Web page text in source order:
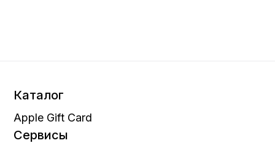
Каталог
Apple Gift Card
Сервисы